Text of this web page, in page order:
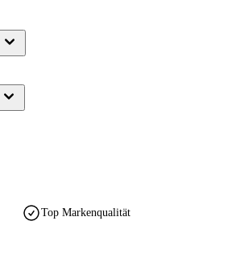
Top Markenqualität
est. 1990